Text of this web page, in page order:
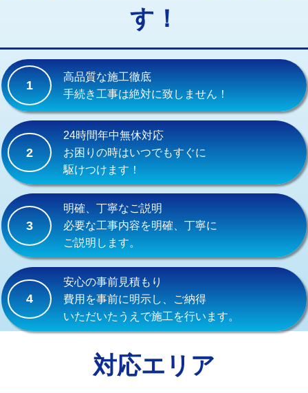
交換・取付(単水栓（壁付・デッキ
式）)
13,200円+材料費
交換・取付(混合水栓（壁付・デッキ
式・ワンホール）)
16,500円+材料費
交換・取付(排水栓・排水トラップ
（P/S/ポップアップ））
交換・取付（その他部品）
持込商品取付（単水栓）
持込商品取付（混合水栓） 16,500円
持込商品取付（浄水器・分岐水栓） 16,500円
給水管工事※（ホール加工)
給水管工事※（バンド止め) 3,300円
給水管工事※（保温材使用（バンド止
5,500円
す！
1
高品質な施工徹底
手続き工事は絶対に致しません！
2
24時間年中無休対応
お困りの時はいつでもすぐに
駆けつけます！
3
明確、丁寧なご説明
必要な工事内容を明確、丁寧に
ご説明します。
4
安心の事前見積もり
費用を事前に明示し、ご納得
いただいたうえで施工を行います。
対応エリア